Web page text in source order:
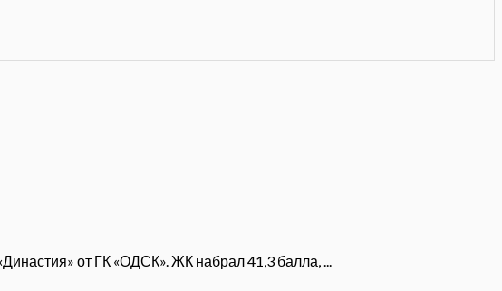
от ГК «ОДСК». ЖК набрал 41,3 балла, ...